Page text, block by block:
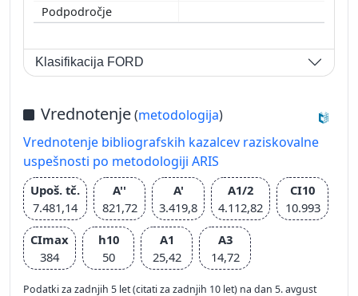
Klasifikacija FORD
Vrednotenje(metodologija)
Vrednotenje bibliografskih kazalcev raziskovalne
uspešnosti po metodologiji ARIS
Upoš. tč.
7.481,14
A''
821,72
A'
3.419,8
A1/2
4.112,82
CI10
10.993
CImax
384
h10
50
A1
25,42
A3
14,72
Podatki za zadnjih 5 let (citati za zadnjih 10 let) na dan 5. avgust